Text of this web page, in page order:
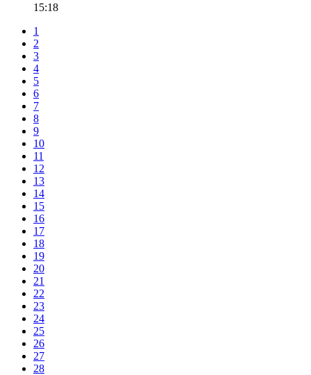
15:18
1
2
3
4
5
6
7
8
9
10
11
12
13
14
15
16
17
18
19
20
21
22
23
24
25
26
27
28